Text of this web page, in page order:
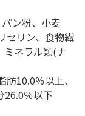
ン粉、小麦
セリン、食物繊
ミネラル類(ナ
10.0％以上、
26.0％以下